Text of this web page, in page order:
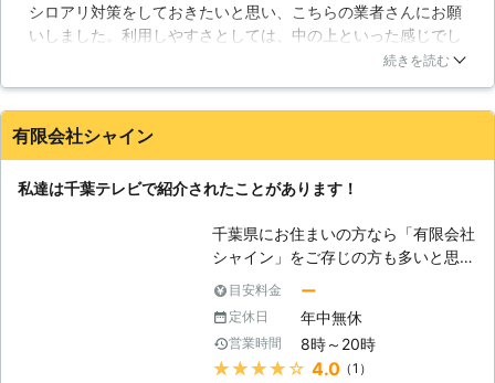
リは比較的寒さに強い種ですので、そ
の活動範囲も広く、北海道北部以外の
ほぼ全国に分布しています。ヤマトシ
ロアリは土の中や湿度の高い環境を好
むため、被害の多くは床下に発生しま
ります。ヤマトシロアリのコロニーに
生息する個体数は約2～3万匹になり
ます。一匹一匹は小さくとも、シロア
リの数は膨大であるため、放っておけ
ば家屋への被害は深刻化してしまいま
す。 【普段からできるシロアリ対
策】 シロアリは主に乾燥した木材を
食べることから、木材や廃材を庭など
シロアリ対策をしておきたいと思い、こちらの業者さんにお願
いしました。利用しやすさとしては、中の上といった感じでし
ょうか。まず難点としては、料金が高いという事ですね。もっ
し、作業自体も早かったです。作業に関しても細かく説明して
くれたので、不安もなく作業をお任せ出来ました。まあ高い料
続きを読む
有限会社シャイン
私達は千葉テレビで紹介されたことがあります！
千葉県にお住まいの方なら「有限会社
シャイン」をご存じの方も多いと思い
ます。それもそのはず、私達は以前
「千葉テレビ」で紹介されたことがあ
り、私達が普段どのようなサービスを
行っているかを説明させていただきま
した。それもあってか、お問い合わせ
目安料金 ー
定休日 年中無休
営業時間 8時～20時
★★★★★ 4.0（1）